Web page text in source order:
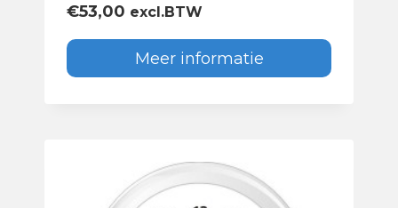
€53,00 excl.BTW
Meer informatie